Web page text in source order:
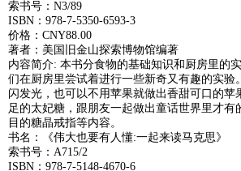
索书号：N3/89
ISBN：978-7-5350-6593-3
价格：CNY88.00
著者：美国旧金山探索博物馆编著
内容简介: 本书分食物的基础知识和厨房里的
们在厨房里尝试着进行一些新奇又有趣的实验
闪发光，也可以不用苹果就做出香甜可口的苹
足的太妃糖，跟朋友一起做出童话世界里才有
目的糖晶戒指等内容。
书名：《伟大也要有人懂:一起来读马克思》
索书号：A715/2
ISBN：978-7-5148-4670-6